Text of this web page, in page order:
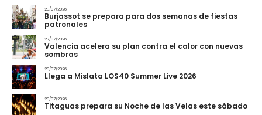
28/07/2026
Burjassot se prepara para dos semanas de fiestas
patronales
27/07/2026
Valencia acelera su plan contra el calor con nuevas
sombras
23/07/2026
Llega a Mislata LOS40 Summer Live 2026
23/07/2026
Titaguas prepara su Noche de las Velas este sábado